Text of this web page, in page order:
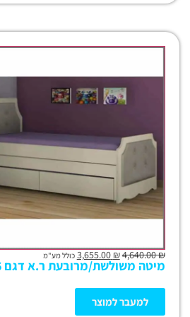
₪
4,640.00
₪
3,655.00 כולל מע"מ
מיטה משולשת/מרובעת ר.א דגם 336
למעבר למוצר